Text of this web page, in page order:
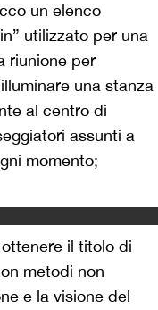
un elenco
utilizzato per una
riunione per
una stanza
al centro di
assunti a
momento;
il titolo di
metodi non
e la visione del